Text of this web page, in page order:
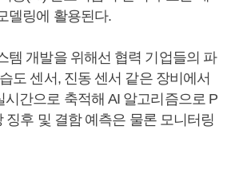
델링에 활용된다.
템 개발을 위해선 협력 기업들의 파
도 센서, 진동 센서 같은 장비에서
시간으로 축적해 AI 알고리즘으로 P
징후 및 결함 예측은 물론 모니터링